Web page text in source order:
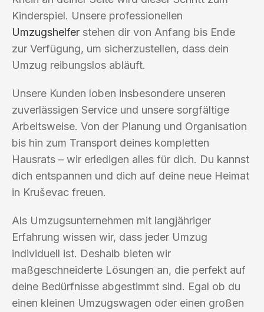
Kinderspiel. Unsere professionellen
Umzugshelfer stehen dir von Anfang bis Ende
zur Verfügung, um sicherzustellen, dass dein
Umzug reibungslos abläuft.
Unsere Kunden loben insbesondere unseren
zuverlässigen Service und unsere sorgfältige
Arbeitsweise. Von der Planung und Organisation
bis hin zum Transport deines kompletten
Hausrats – wir erledigen alles für dich. Du kannst
dich entspannen und dich auf deine neue Heimat
in Kruševac freuen.
Als Umzugsunternehmen mit langjähriger
Erfahrung wissen wir, dass jeder Umzug
individuell ist. Deshalb bieten wir
maßgeschneiderte Lösungen an, die perfekt auf
deine Bedürfnisse abgestimmt sind. Egal ob du
einen kleinen Umzugswagen oder einen großen